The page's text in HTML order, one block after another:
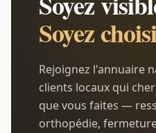
Soyez
Rejoignez l'annuaire
clients locaux qui
que vous faites —
orthopédie,